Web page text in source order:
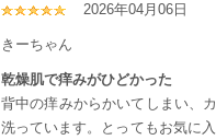
2026年04月06日
きーちゃん
乾燥肌で痒みがひどかった
背中の痒みからかいてしまい、
洗っています。とってもお気に